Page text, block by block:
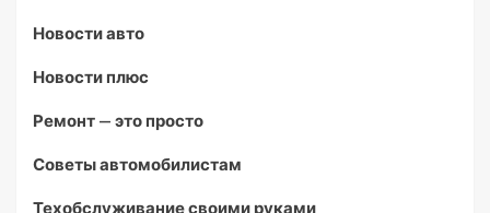
Новости авто
Новости плюс
Ремонт — это просто
Советы автомобилистам
Техобслуживание своими руками